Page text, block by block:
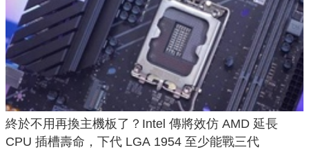
終於不用再換主機板了？Intel 傳將效仿 AMD 延長
CPU 插槽壽命，下代 LGA 1954 至少能戰三代